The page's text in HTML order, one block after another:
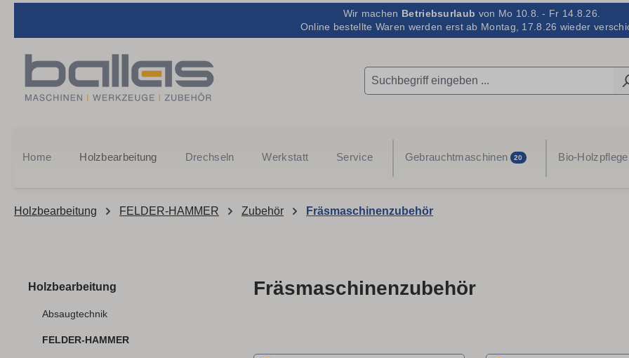
Wir machen Betriebsurlaub von Mo 10.8. - Fr 14.8.26.
Online bestellte Waren werden erst ab Montag, 17.8.26 wieder
Home Holzbearbeitung Drechseln Werkstatt Service Gebrauchtmaschinen 20 Bio-Holzpflege
Holzbearbeitung FELDER-HAMMER Zubehör Fräsmaschinenzubehör
Holzbearbeitung
Absaugtechnik
FELDER-HAMMER
Fräsmaschinenzubehör